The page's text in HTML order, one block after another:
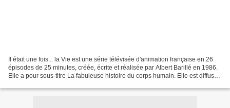
Il était une fois... la Vie est une série télévisée d'animation française en 26
épisodes de 25 minutes, créée, écrite et réalisée par Albert Barillé en 1986.
Elle a pour sous-titre La fabuleuse histoire du corps humain. Elle est diffusée